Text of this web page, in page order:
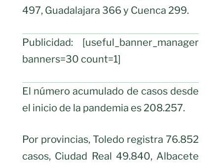
497, Guadalajara 366 y Cuenca 299.
Publicidad: [useful_banner_manager
banners=30 count=1]
El número acumulado de casos desde
el inicio de la pandemia es 208.257.
Por provincias, Toledo registra 76.852
casos, Ciudad Real 49.840, Albacete